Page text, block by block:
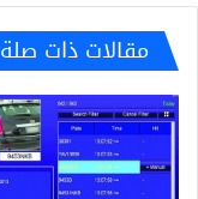
مقالات ذات صلة